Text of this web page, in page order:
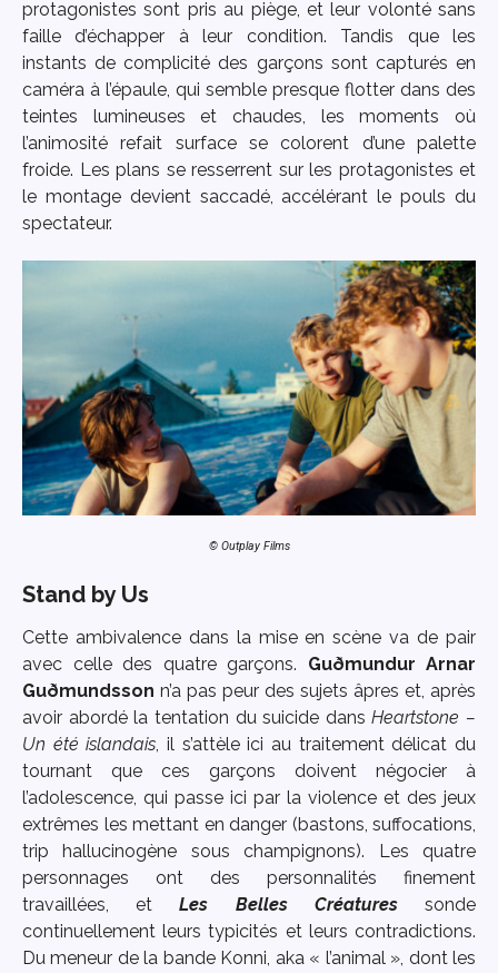
protagonistes sont pris au piège, et leur volonté sans
faille d’échapper à leur condition. Tandis que les
instants de complicité des garçons sont capturés en
caméra à l’épaule, qui semble presque flotter dans des
teintes lumineuses et chaudes, les moments où
l’animosité refait surface se colorent d’une palette
froide. Les plans se resserrent sur les protagonistes et
le montage devient saccadé, accélérant le pouls du
spectateur.
© Outplay Films
Stand by Us
Cette ambivalence dans la mise en scène va de pair
avec celle des quatre garçons. Guðmundur Arnar
Guðmundsson n’a pas peur des sujets âpres et, après
avoir abordé la tentation du suicide dansHeartstone –
Un été islandais, il s’attèle ici au traitement délicat du
tournant que ces garçons doivent négocier à
l’adolescence, qui passe ici par la violence et des jeux
extrêmes les mettant en danger (bastons, suffocations,
trip hallucinogène sous champignons). Les quatre
personnages ont des personnalités finement
travaillées, etLes Belles Créaturessonde
continuellement leurs typicités et leurs contradictions.
Du meneur de la bande Konni, aka « l’animal », dont les